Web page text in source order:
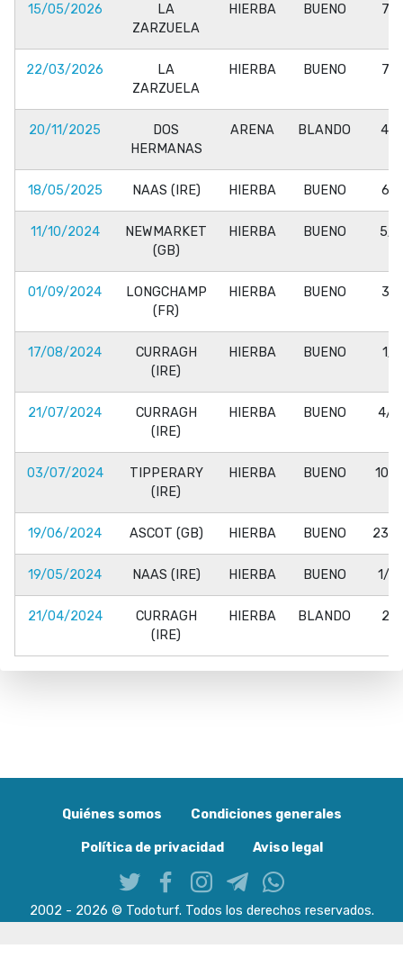
15/05/2026
LA
ZARZUELA
HIERBA BUENO 7/8
22/03/2026
LA
ZARZUELA
HIERBA BUENO 7/9
20/11/2025
DOS
HERMANAS
ARENA BLANDO 4/8
18/05/2025 NAAS (IRE) HIERBA BUENO 6/6
11/10/2024
NEWMARKET
(GB)
HIERBA BUENO 5/
01/09/2024
LONGCHAMP
(FR)
HIERBA BUENO 3/6
17/08/2024
CURRAGH
(IRE)
HIERBA BUENO 1/6
21/07/2024
CURRAGH
(IRE)
HIERBA BUENO 4/
03/07/2024
TIPPERARY
(IRE)
HIERBA BUENO 10/
19/06/2024 ASCOT (GB) HIERBA BUENO 23/
19/05/2024 NAAS (IRE) HIERBA BUENO 1/
21/04/2024
CURRAGH
(IRE)
HIERBA BLANDO 2/6
Quiénes somos Condiciones generales
Política de privacidad Aviso legal
2002 - 2026 © Todoturf. Todos los derechos reservados.